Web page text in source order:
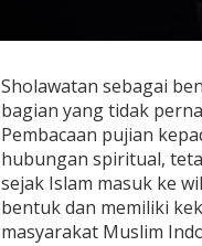
Sholawatan sebagai
bagian yang tidak
Pembacaan pujian
hubungan spiritual,
sejak Islam masuk ke
bentuk dan memiliki
masyarakat Muslim